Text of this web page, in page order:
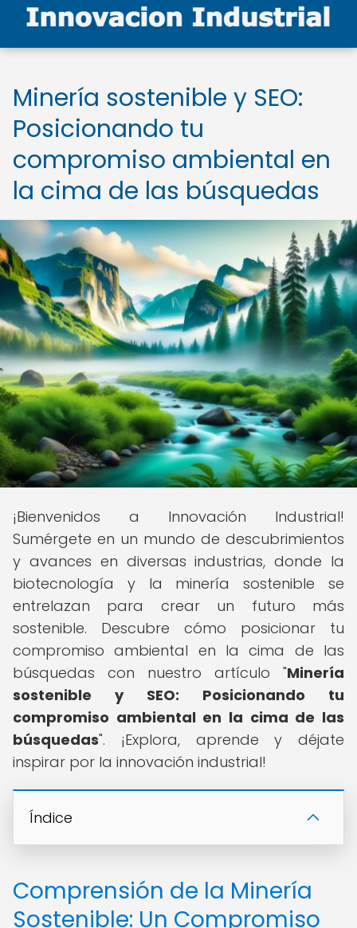
Minería sostenible y SEO:
Posicionando tu
compromiso ambiental en
la cima de las búsquedas
¡Bienvenidos a Innovación Industrial!
Sumérgete en un mundo de descubrimientos
y avances en diversas industrias, donde la
biotecnología y la minería sostenible se
entrelazan para crear un futuro más
sostenible. Descubre cómo posicionar tu
compromiso ambiental en la cima de las
búsquedas con nuestro artículo "Minería
sostenible y SEO: Posicionando tu
compromiso ambiental en la cima de las
búsquedas". ¡Explora, aprende y déjate
inspirar por la innovación industrial!
Índice
Comprensión de la Minería
Sostenible: Un Compromiso